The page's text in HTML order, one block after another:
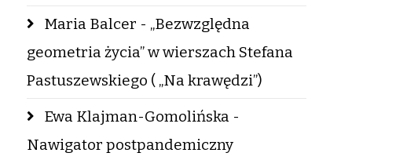
Maria Balcer - „Bezwzględna
geometria życia” w wierszach Stefana
Pastuszewskiego ( „Na krawędzi”)
Ewa Klajman-Gomolińska -
Nawigator postpandemiczny